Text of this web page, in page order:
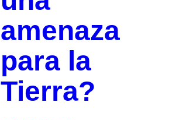
amenaza
para la
Tierra?